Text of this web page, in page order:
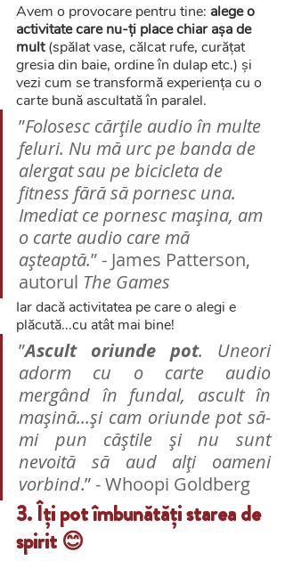
Avem o provocare pentru tine: alege o
activitate care nu-ți place chiar așa de
mult (spălat vase, călcat rufe, curățat
gresia din baie, ordine în dulap etc.) și
vezi cum se transformă experiența cu o
carte bună ascultată în paralel.
”Folosesc cărțile audio în multe
feluri. Nu mă urc pe banda de
alergat sau pe bicicleta de
fitness fără să pornesc una.
Imediat ce pornesc mașina, am
o carte audio care mă
așteaptă.” - James Patterson,
autorul The Games
Iar dacă activitatea pe care o alegi e
plăcută...cu atât mai bine!
”Ascult oriunde pot. Uneori
adorm cu o carte audio
mergând în fundal, ascult în
mașină...și cam oriunde pot să-
mi pun căștile și nu sunt
nevoită să aud alți oameni
vorbind.” - Whoopi Goldberg
3. Îți pot îmbunătăți starea de
spirit 😊